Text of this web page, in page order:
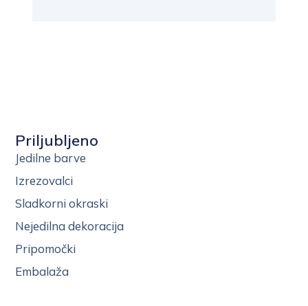
Priljubljeno
Jedilne barve
Izrezovalci
Sladkorni okraski
Nejedilna dekoracija
Pripomočki
Embalaža